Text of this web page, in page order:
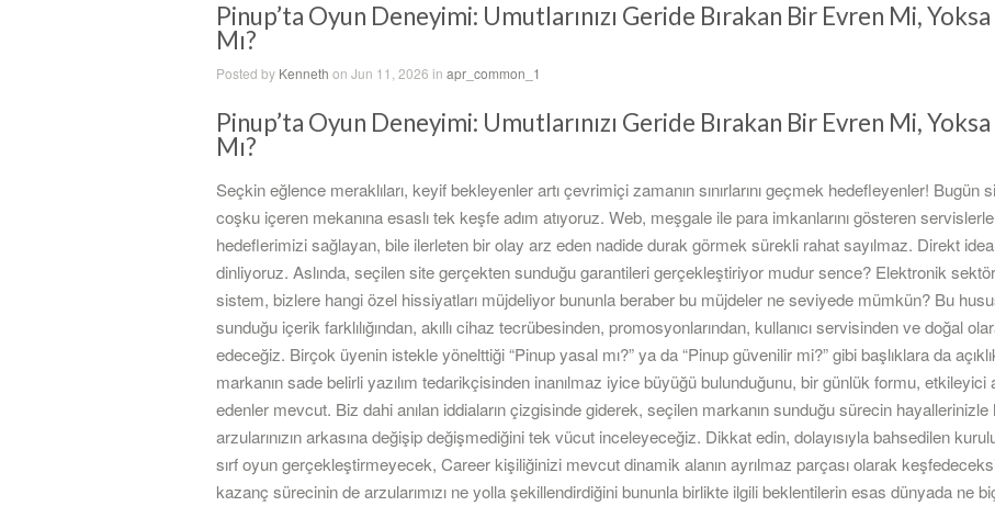
Pinup’ta Oyun Deneyimi: Umutlarınızı Geride Bırakan Bir Evren Mi,
Mı?
Posted by Kenneth on Jun 11, 2026 in apr_common_1
Pinup’ta Oyun Deneyimi: Umutlarınızı Geride Bırakan Bir Evren Mi,
Mı?
Seçkin eğlence meraklıları, keyif bekleyenler artı çevrimiçi zamanın sınırlarını geçmek hedefleyenler! Bugün
coşku içeren mekanına esaslı tek keşfe adım atıyoruz. Web, meşgale ile para imkanlarını gösteren
hedeflerimizi sağlayan, bile ilerleten bir olay arz eden nadide durak görmek sürekli rahat sayılmaz. Direkt
dinliyoruz. Aslında, seçilen site gerçekten sunduğu garantileri gerçekleştiriyor mudur sence? Elektronik
sistem, bizlere hangi özel hissiyatları müjdeliyor bununla beraber bu müjdeler ne seviyede mümkün? Bu
sunduğu içerik farklılığından, akıllı cihaz tecrübesinden, promosyonlarından, kullanıcı servisinden ve doğal
edeceğiz. Birçok üyenin istekle yönelttiği “Pinup yasal mı?” ya da “Pinup güvenilir mi?” gibi başlıklara da
markanın sade belirli yazılım tedarikçisinden inanılmaz iyice büyüğü bulunduğunu, bir günlük formu,
edenler mevcut. Biz dahi anılan iddiaların çizgisinde giderek, seçilen markanın sunduğu sürecin
arzularınızın arkasına değişip değişmediğini tek vücut inceleyeceğiz. Dikkat edin, dolayısıyla bahsedilen
sırf oyun gerçekleştirmeyecek, Career kişiliğinizi mevcut dinamik alanın ayrılmaz parçası olarak
kazanç sürecinin de arzularımızı ne yolla şekillendirdiğini bununla birlikte ilgili beklentilerin esas dünyada ne